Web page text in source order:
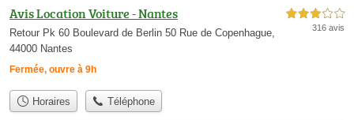
Avis Location Voiture - Nantes
Retour Pk 60 Boulevard de Berlin 50 Rue de Copenhague,
44000 Nantes
Fermée, ouvre à 9h
3,0 étoiles sur 5
316 avis
Horaires Téléphone